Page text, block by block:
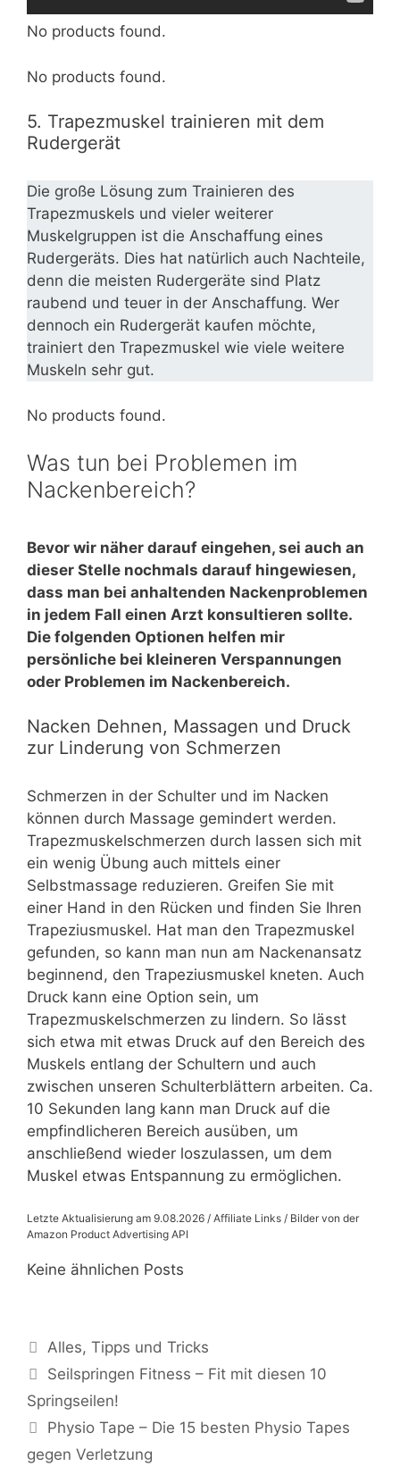
No products found.
No products found.
5. Trapezmuskel trainieren mit dem
Rudergerät
Die große Lösung zum Trainieren des
Trapezmuskels und vieler weiterer
Muskelgruppen ist die Anschaffung eines
Rudergeräts. Dies hat natürlich auch Nachteile,
denn die meisten Rudergeräte sind Platz
raubend und teuer in der Anschaffung. Wer
dennoch ein Rudergerät kaufen möchte,
trainiert den Trapezmuskel wie viele weitere
Muskeln sehr gut.
No products found.
Was tun bei Problemen im
Nackenbereich?
Bevor wir näher darauf eingehen, sei auch an
dieser Stelle nochmals darauf hingewiesen,
dass man bei anhaltenden Nackenproblemen
in jedem Fall einen Arzt konsultieren sollte.
Die folgenden Optionen helfen mir
persönliche bei kleineren Verspannungen
oder Problemen im Nackenbereich.
Nacken Dehnen, Massagen und Druck
zur Linderung von Schmerzen
Schmerzen in der Schulter und im Nacken
können durch Massage gemindert werden.
Trapezmuskelschmerzen durch lassen sich mit
ein wenig Übung auch mittels einer
Selbstmassage reduzieren. Greifen Sie mit
einer Hand in den Rücken und finden Sie Ihren
Trapeziusmuskel. Hat man den Trapezmuskel
gefunden, so kann man nun am Nackenansatz
beginnend, den Trapeziusmuskel kneten. Auch
Druck kann eine Option sein, um
Trapezmuskelschmerzen zu lindern. So lässt
sich etwa mit etwas Druck auf den Bereich des
Muskels entlang der Schultern und auch
zwischen unseren Schulterblättern arbeiten. Ca.
10 Sekunden lang kann man Druck auf die
empfindlicheren Bereich ausüben, um
anschließend wieder loszulassen, um dem
Muskel etwas Entspannung zu ermöglichen.
Letzte Aktualisierung am 9.08.2026 / Affiliate Links / Bilder von der
Amazon Product Advertising API
Keine ähnlichen Posts
Kategorien
Alles,Tipps und Tricks
Beitrags-
Navigation
Seilspringen Fitness – Fit mit diesen 10
Springseilen!
Physio Tape – Die 15 besten Physio Tapes
gegen Verletzung